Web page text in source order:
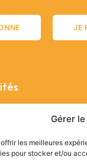
Gérer
offrir les meilleures
pour stocker et/ou
JE
d'écriture
guidées et scolaires